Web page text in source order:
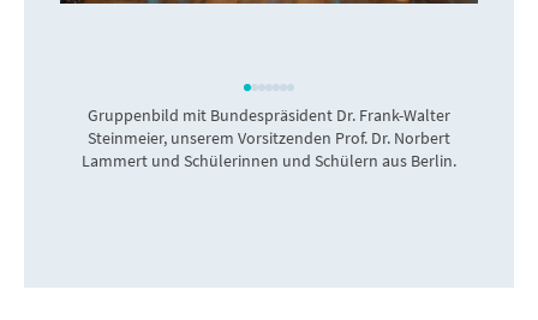
Gruppenbild mit Bundespräsident Dr. Frank-Walter
Steinmeier, unserem Vorsitzenden Prof. Dr. Norbert
Lammert und Schülerinnen und Schülern aus Berlin.